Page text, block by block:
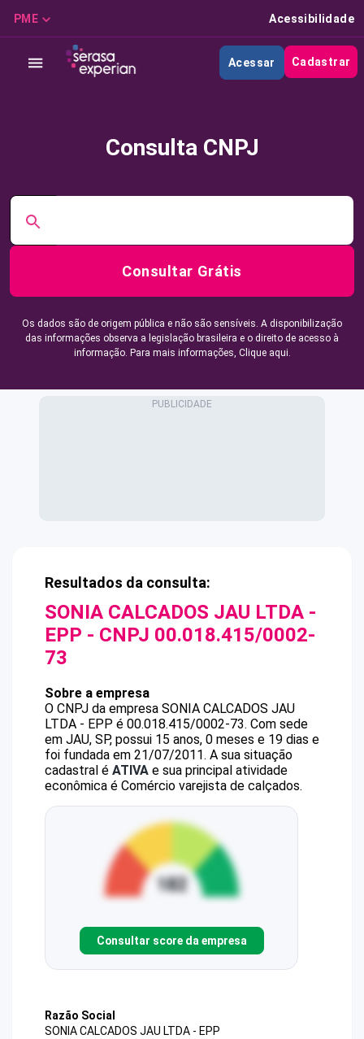
PME Acessibilidade
Acessar Cadastrar
Consulta CNPJ
Consultar Grátis
Os dados são de origem pública e não são sensíveis. A disponibilização
das informações observa a legislação brasileira e o direito de acesso à
informação. Para mais informações, Clique aqui.
Resultados da consulta:
SONIA CALCADOS JAU LTDA -
EPP - CNPJ 00.018.415/0002-
73
Sobre a empresa
O CNPJ da empresa SONIA CALCADOS JAU
LTDA - EPP é 00.018.415/0002-73. Com sede
em JAU, SP, possui 15 anos, 0 meses e 19 dias e
foi fundada em 21/07/2011. A sua situação
cadastral é ATIVA e sua principal atividade
econômica é Comércio varejista de calçados.
Consultar score da empresa
Razão Social
SONIA CALCADOS JAU LTDA - EPP